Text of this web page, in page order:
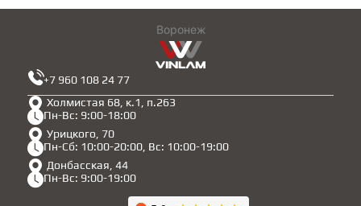
Воронеж
Холмистая 68, к.1, п.263
Пн-Вс: 9:00-18:00
Урицкого, 70
Пн-Сб: 10:00-20:00, Вс: 10:00-19:00
Донбасская, 44
Пн-Вс: 9:00-19:00
+7 960 108 24 77